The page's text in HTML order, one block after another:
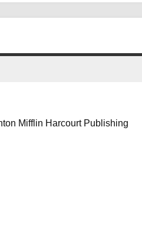
Mifflin Harcourt Publishing